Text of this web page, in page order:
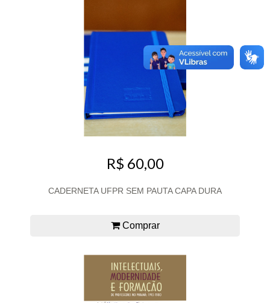
R$ 60,00
CADERNETA UFPR SEM PAUTA CAPA DURA
Comprar